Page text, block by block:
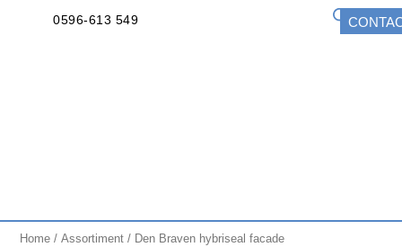
0596-613 549
Home /Assortiment / Den Braven hybriseal facade